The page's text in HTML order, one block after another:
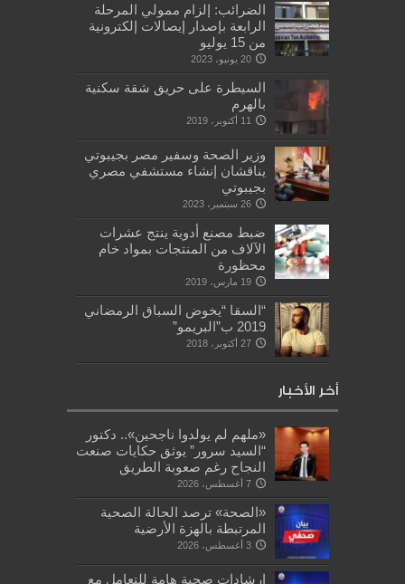
الضرائب: إلزام ممولي المرحلة
الرابعة بإصدار إيصالات إلكترونية
من 15 يوليو
20 يونيو، 2023
السيطرة على حريق شقة سكنية
بالهرم
11 أكتوبر، 2019
وزير الصحة وسفير مصر بجيبوتي
يناقشان إنشاء مستشفي مصري
بجيبوتي
26 سبتمبر، 2023
ضبط مصنع أدوية ينتج عشرات
الآلاف من المنتجات بمواد خام
محظورة
19 مارس، 2019
“السقا “يخوض السباق الرمضاني
2019 ب”البريمو”
27 أكتوبر، 2018
أخر الأخبار
«ملهم لم يولدوا ناجحين».. دكتور
“السيد سرور” يوثق حكايات صنعت
النجاح رغم صعوبة الطريق
7 أغسطس، 2026
«الصحة» ترصد الحالة الصحية
المرتبطة بالهزة الأرضية
3 أغسطس، 2026
إرشادات صحية هامة للتعامل مع